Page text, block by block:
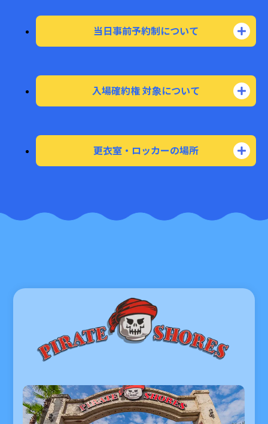
当日事前予約制について
から予約専用ページへ進み、無料でお申し込み
いただけます。
予約専用ページ
入場確約権 対象について
は定員制です。
当日の予約(無料)が埋まっている場合でも、
対象商品
①ビーチサンダル
②タオル
更衣室・ロッカーの場所
らもご利用できます。